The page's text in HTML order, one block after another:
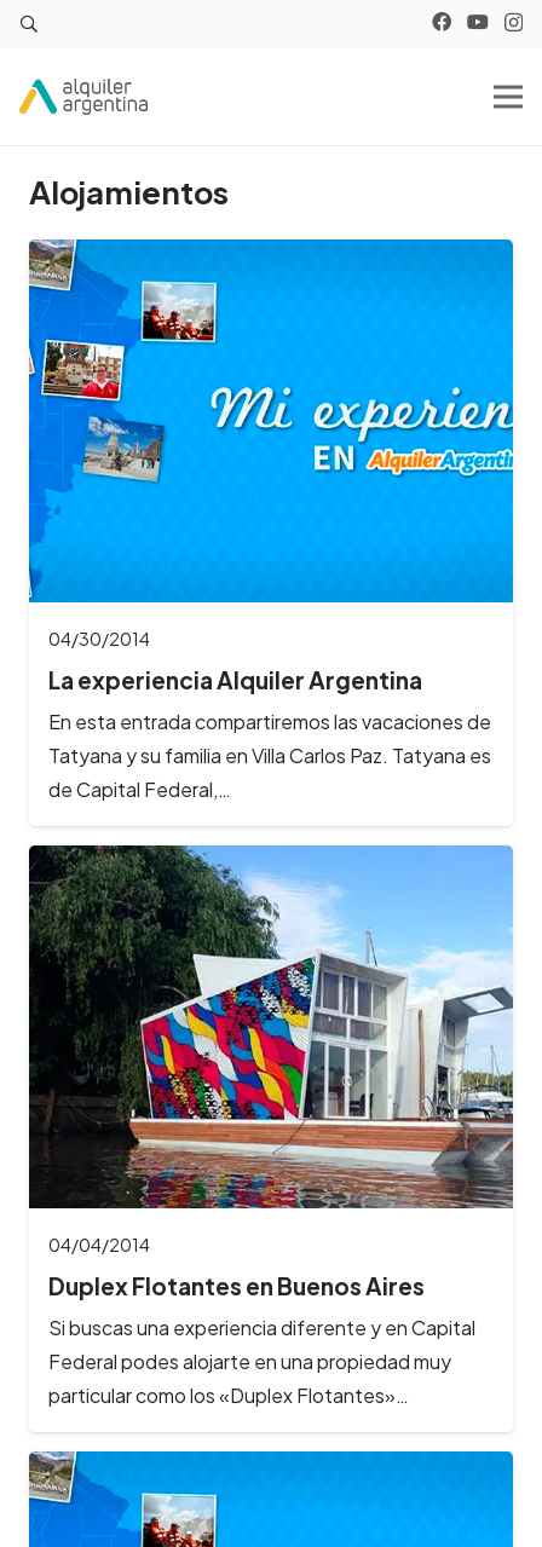
Alojamientos
04/30/2014
La experiencia Alquiler Argentina
En esta entrada compartiremos las vacaciones de
Tatyana y su familia en Villa Carlos Paz. Tatyana es
de Capital Federal,…
04/04/2014
Duplex Flotantes en Buenos Aires
Si buscas una experiencia diferente y en Capital
Federal podes alojarte en una propiedad muy
particular como los «Duplex Flotantes»…